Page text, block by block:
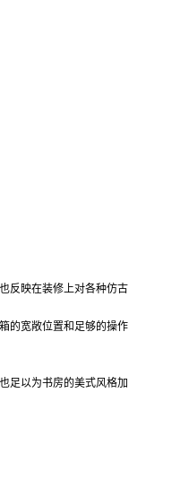
反映在装修上对各种仿古
的宽敞位置和足够的操作
足以为书房的美式风格加